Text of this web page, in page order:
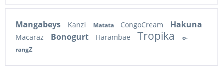
Mangabeys Kanzi Matata CongoCream Hakuna
Macaraz Bonogurt Harambae Tropika
o-
rangZ